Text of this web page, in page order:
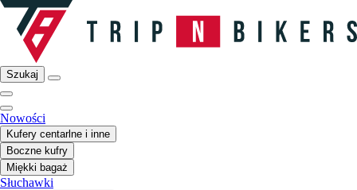
Szukaj
Nowości
Kufery centarlne i inne
Boczne kufry
Miękki bagaż
Słuchawki